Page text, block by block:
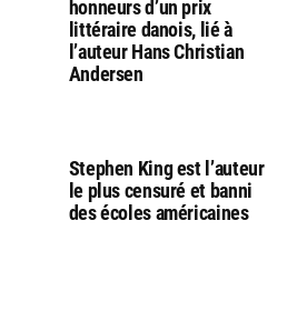
honneurs d’un prix
littéraire danois, lié à
l’auteur Hans Christian
Andersen
Stephen King est l’auteur
le plus censuré et banni
des écoles américaines